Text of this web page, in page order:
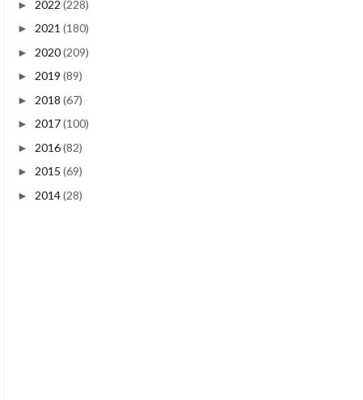
► 2022 (228)
► 2021 (180)
► 2020(209)
► 2019 (89)
► 2018 (67)
► 2017(100)
► 2016(82)
► 2015 (69)
► 2014(28)